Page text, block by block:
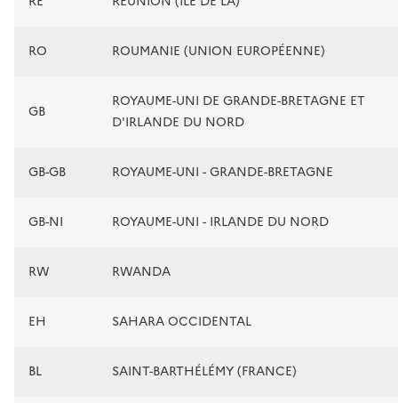
RO ROUMANIE (UNION EUROPÉENNE)
GB
ROYAUME-UNI DE GRANDE-BRETAGNE ET
D'IRLANDE DU NORD
GB-GB ROYAUME-UNI - GRANDE-BRETAGNE
GB-NI ROYAUME-UNI - IRLANDE DU NORD
RW RWANDA
EH SAHARA OCCIDENTAL
BL SAINT-BARTHÉLÉMY (FRANCE)